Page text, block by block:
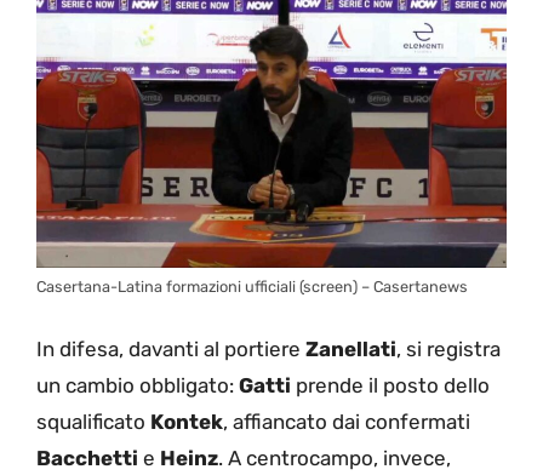
Casertana-Latina formazioni ufficiali (screen) – Casertanews
In difesa, davanti al portiere Zanellati, si registra
un cambio obbligato: Gatti prende il posto dello
squalificato Kontek, affiancato dai confermati
Bacchetti e Heinz. A centrocampo, invece,